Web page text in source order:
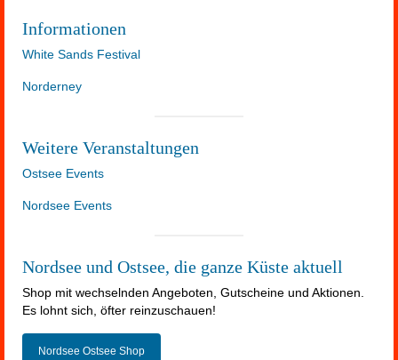
Informationen
White Sands Festival
Norderney
Weitere Veranstaltungen
Ostsee Events
Nordsee Events
Nordsee und Ostsee, die ganze Küste aktuell
Shop mit wechselnden Angeboten, Gutscheine und Aktionen.
Es lohnt sich, öfter reinzuschauen!
Nordsee Ostsee Shop